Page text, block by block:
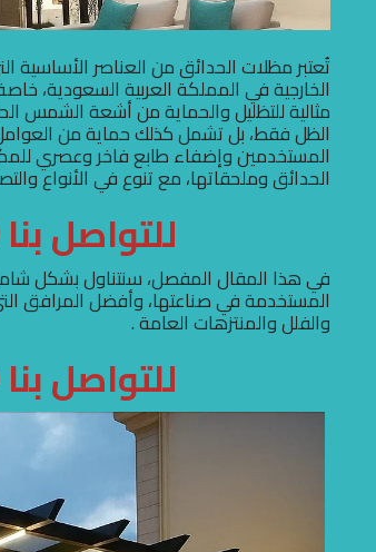
تُعتبر مظلات الحدائق من العناصر
الخارجية في المملكة العربية السعودية،
مثالية للتظليل والحماية من أشعة الشمس
الظل فقط، بل تشمل كذلك حماية من العوامل
المستخدمين وإضفاء طابع فاخر وعصري
الحدائق وملحقاتها، مع تنوع في الأنواع
للتواصل بنا 0500441479
في هذا المقال المفصل، سنتناول بشكل
المستخدمة في صناعتها، وأفضل المرافق
والفلل والمنتزهات العامة .
للتواصل بنا 0500441479